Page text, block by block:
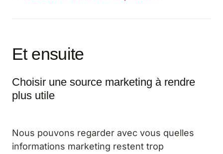
Et ensuite
Choisir une source marketing à rendre
plus utile
Nous pouvons regarder avec vous quelles
informations marketing restent trop